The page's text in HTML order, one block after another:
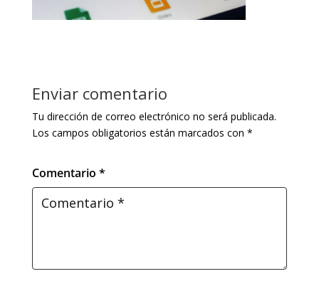
Enviar comentario
Tu dirección de correo electrónico no será publicada.
Los campos obligatorios están marcados con *
Comentario *